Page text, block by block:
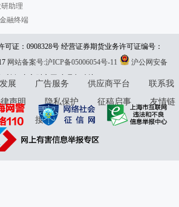
助理
融终端
证：0908328号 经营证券期货业务许可证编号：
违法和不良信息举报:021-61278686 举报邮箱：
jubao@eastmoney.com
网站备案号:沪ICP备05006054号-11
沪公网安备
所有:东方财富网意见与建议:4000300059/952500
展 广告服务 供应商平台
联系我
声明 隐私保护 征稿启事
友情链
接